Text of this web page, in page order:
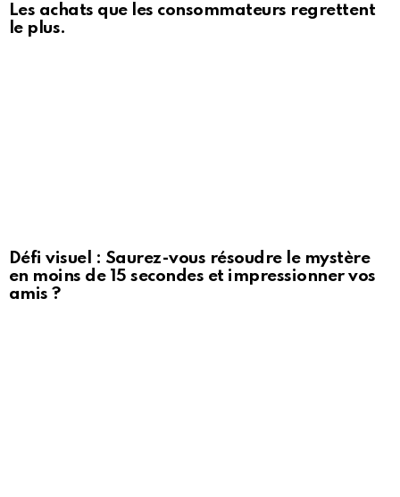
Les achats que les consommateurs regrettent
le plus.
Défi visuel : Saurez-vous résoudre le mystère
en moins de 15 secondes et impressionner vos
amis ?